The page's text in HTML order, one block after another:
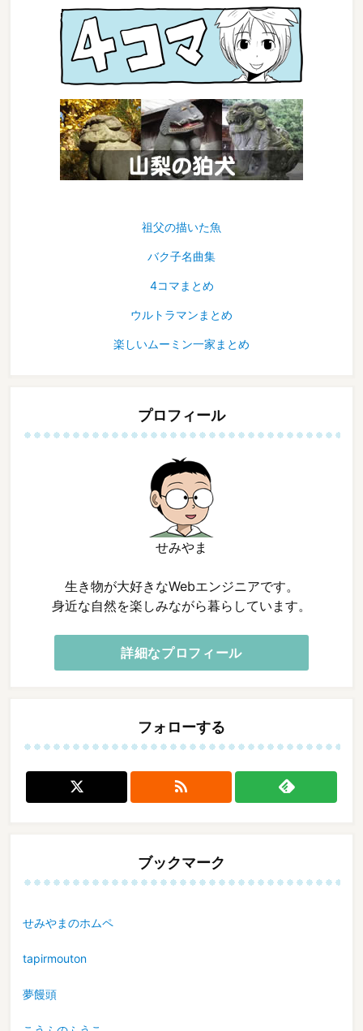
祖父の描いた魚
バク子名曲集
4コマまとめ
ウルトラマンまとめ
楽しいムーミン一家まとめ
プロフィール
せみやま
生き物が大好きなWebエンジニアです。
身近な自然を楽しみながら暮らしています。
詳細なプロフィール
フォローする

ブックマーク
せみやまのホムペ
tapirmouton
夢饅頭